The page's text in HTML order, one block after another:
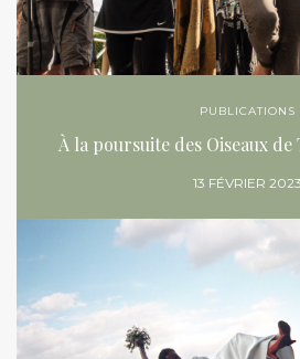
PUBLICATIONS
À la poursuite des Oiseaux
13 FÉVRIER 2023